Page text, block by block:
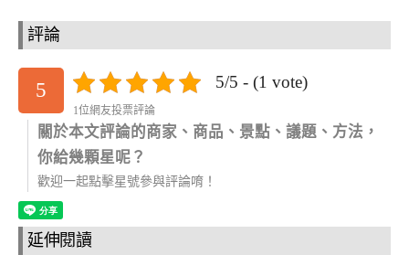
評論
5 5/5 - (1 vote)
1位網友投票評論
關於本文評論的商家、商品、景點、議題、方法，
你給幾顆星呢？
歡迎一起點擊星號參與評論唷！
延伸閱讀